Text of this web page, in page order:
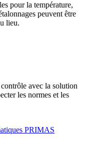
pour la température,
peuvent être
lieu.
avec la solution
les normes et les
PRIMAS